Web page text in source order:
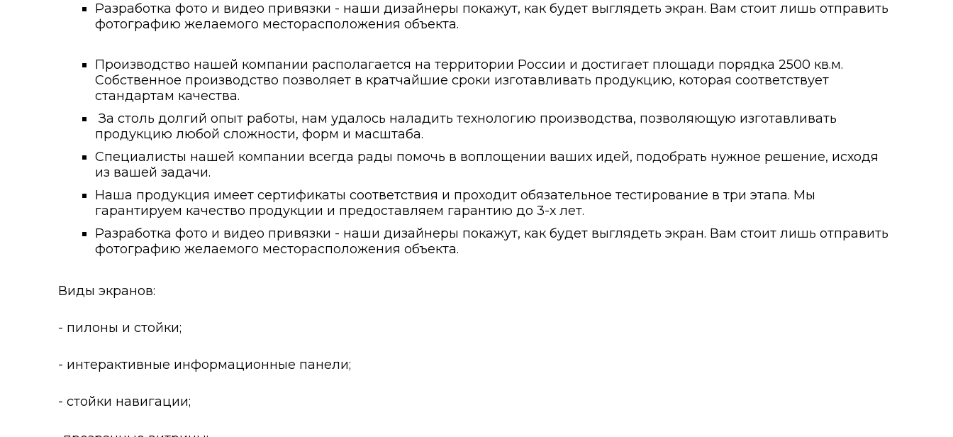
Разработка фото и видео привязки - наши дизайнеры покажут, как будет выглядеть экран. Вам стоит лишь отправить
фотографию желаемого месторасположения объекта.
Производство нашей компании располагается на территории России и достигает площади порядка 2500 кв.м.
Собственное производство позволяет в кратчайшие сроки изготавливать продукцию, которая соответствует
стандартам качества.
За столь долгий опыт работы, нам удалось наладить технологию производства, позволяющую изготавливать
продукцию любой сложности, форм и масштаба.
Специалисты нашей компании всегда рады помочь в воплощении ваших идей, подобрать нужное решение, исходя
из вашей задачи.
Наша продукция имеет сертификаты соответствия и проходит обязательное тестирование в три этапа. Мы
гарантируем качество продукции и предоставляем гарантию до 3-х лет.
Разработка фото и видео привязки - наши дизайнеры покажут, как будет выглядеть экран. Вам стоит лишь отправить
фотографию желаемого месторасположения объекта.
Виды экранов:
- пилоны и стойки;
- интерактивные информационные панели;
- стойки навигации;